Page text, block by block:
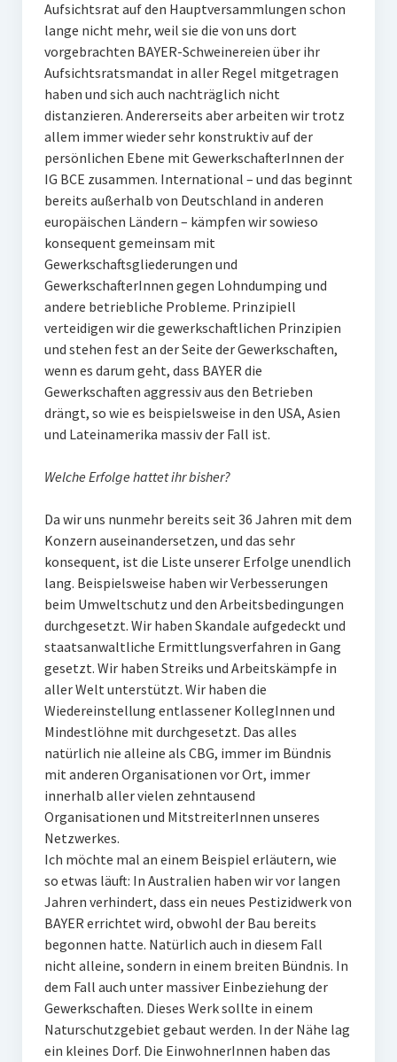
Aufsichtsrat auf den Hauptversammlungen schon
lange nicht mehr, weil sie die von uns dort
vorgebrachten BAYER-Schweinereien über ihr
Aufsichtsratsmandat in aller Regel mitgetragen
haben und sich auch nachträglich nicht
distanzieren. Andererseits aber arbeiten wir trotz
allem immer wieder sehr konstruktiv auf der
persönlichen Ebene mit GewerkschafterInnen der
IG BCE zusammen. International – und das beginnt
bereits außerhalb von Deutschland in anderen
europäischen Ländern – kämpfen wir sowieso
konsequent gemeinsam mit
Gewerkschaftsgliederungen und
GewerkschafterInnen gegen Lohndumping und
andere betriebliche Probleme. Prinzipiell
verteidigen wir die gewerkschaftlichen Prinzipien
und stehen fest an der Seite der Gewerkschaften,
wenn es darum geht, dass BAYER die
Gewerkschaften aggressiv aus den Betrieben
drängt, so wie es beispielsweise in den USA, Asien
und Lateinamerika massiv der Fall ist.
Welche Erfolge hattet ihr bisher?
Da wir uns nunmehr bereits seit 36 Jahren mit dem
Konzern auseinandersetzen, und das sehr
konsequent, ist die Liste unserer Erfolge unendlich
lang. Beispielsweise haben wir Verbesserungen
beim Umweltschutz und den Arbeitsbedingungen
durchgesetzt. Wir haben Skandale aufgedeckt und
staatsanwaltliche Ermittlungsverfahren in Gang
gesetzt. Wir haben Streiks und Arbeitskämpfe in
aller Welt unterstützt. Wir haben die
Wiedereinstellung entlassener KollegInnen und
Mindestlöhne mit durchgesetzt. Das alles
natürlich nie alleine als CBG, immer im Bündnis
mit anderen Organisationen vor Ort, immer
innerhalb aller vielen zehntausend
Organisationen und MitstreiterInnen unseres
Netzwerkes.
Ich möchte mal an einem Beispiel erläutern, wie
so etwas läuft: In Australien haben wir vor langen
Jahren verhindert, dass ein neues Pestizidwerk von
BAYER errichtet wird, obwohl der Bau bereits
begonnen hatte. Natürlich auch in diesem Fall
nicht alleine, sondern in einem breiten Bündnis. In
dem Fall auch unter massiver Einbeziehung der
Gewerkschaften. Dieses Werk sollte in einem
Naturschutzgebiet gebaut werden. In der Nähe lag
ein kleines Dorf. Die EinwohnerInnen haben das